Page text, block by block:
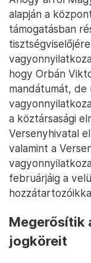
alapján a
támogatásban
hogy Orbán
mandátumát,
a köztársasági
Versenyhivatal
valamint a
februárjáig a
Megerősítik
jogköreit